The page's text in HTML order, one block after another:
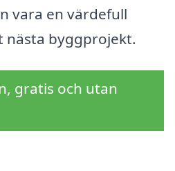
vara en värdefull
byggprojekt.
gratis och utan